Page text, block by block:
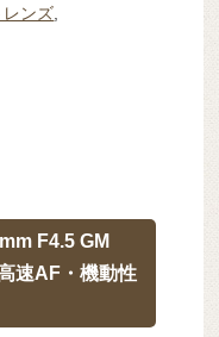
レンズ,
F4.5 GM
速AF・機動性